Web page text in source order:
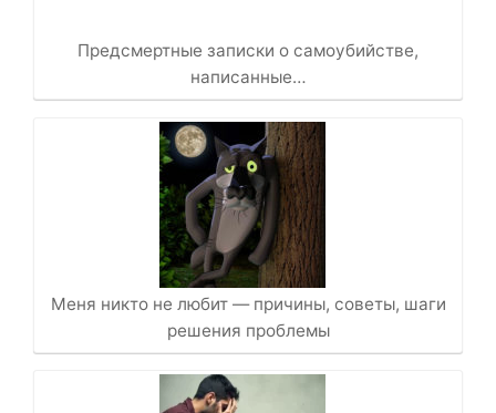
Предсмертные записки о самоубийстве,
написанные…
Меня никто не любит — причины, советы, шаги
решения проблемы